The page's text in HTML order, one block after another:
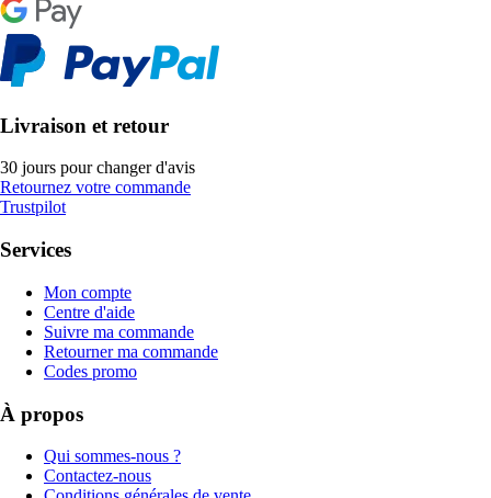
Livraison et retour
30 jours pour changer d'avis
Retournez votre commande
Trustpilot
Services
Mon compte
Centre d'aide
Suivre ma commande
Retourner ma commande
Codes promo
À propos
Qui sommes-nous ?
Contactez-nous